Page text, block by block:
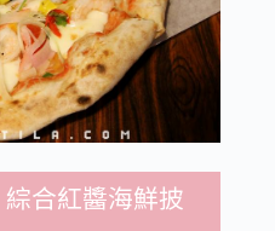
綜合紅醬海鮮披